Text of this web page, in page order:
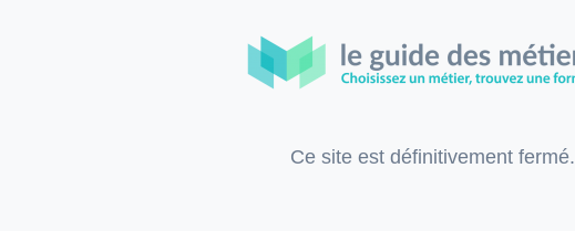
Ce site est définitivement fermé.